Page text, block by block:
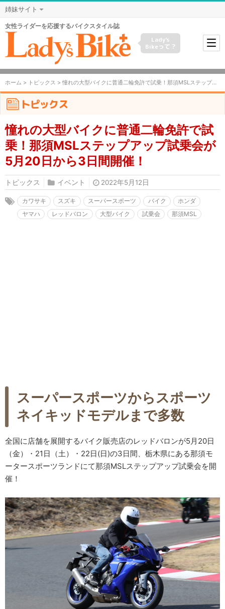
姉妹サイト
女性ライダーを応援するバイクスタイル誌
Lady's
Bikeって？
ホーム > トピックス > 憧れの大型バイクに普通二輪免許で試乗！那須MSLステップアップ試乗会が5月20日から3日間開催！
トピックス
憧れの大型バイクに普通二輪免許で試
乗！那須MSLステップアップ試乗会が
5月20日から3日間開催！
トピックス イベント 2022年5月12日
カワサキ スズキ スーパースポーツ バイク
ホンダ
ヤマハ
レッドバロン 大型バイク 試乗会 那須MSL
スーパースポーツからスポーツ
ネイキッドモデルまで多数
全国に店舗を展開するバイク販売店のレッドバロンが5月20日
（金）・21日（土）・22日(日)の3日間、栃木県にある那須モ
ータースポーツランドにて那須MSLステップアップ試乗会を開
催！